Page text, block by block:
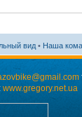
вид • Наша
www.gregory.net.ua